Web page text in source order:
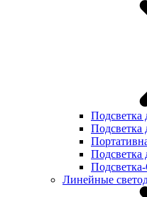
Подсветка
Подсветка
Подсветка
Линейные